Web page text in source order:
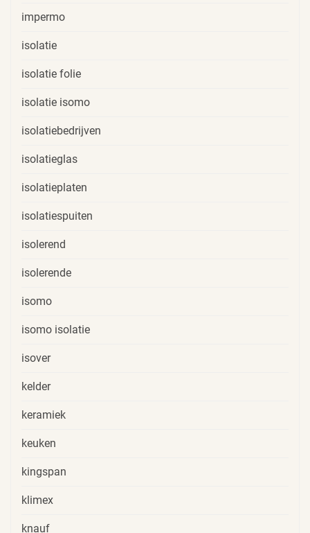
impermo
isolatie
isolatie folie
isolatie isomo
isolatiebedrijven
isolatieglas
isolatieplaten
isolatiespuiten
isolerend
isolerende
isomo
isomo isolatie
isover
kelder
keramiek
keuken
kingspan
klimex
knauf